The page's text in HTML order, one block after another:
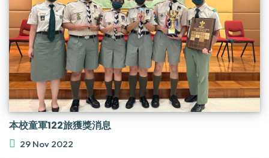
本校童軍122旅獲獎消息
29 Nov 2022